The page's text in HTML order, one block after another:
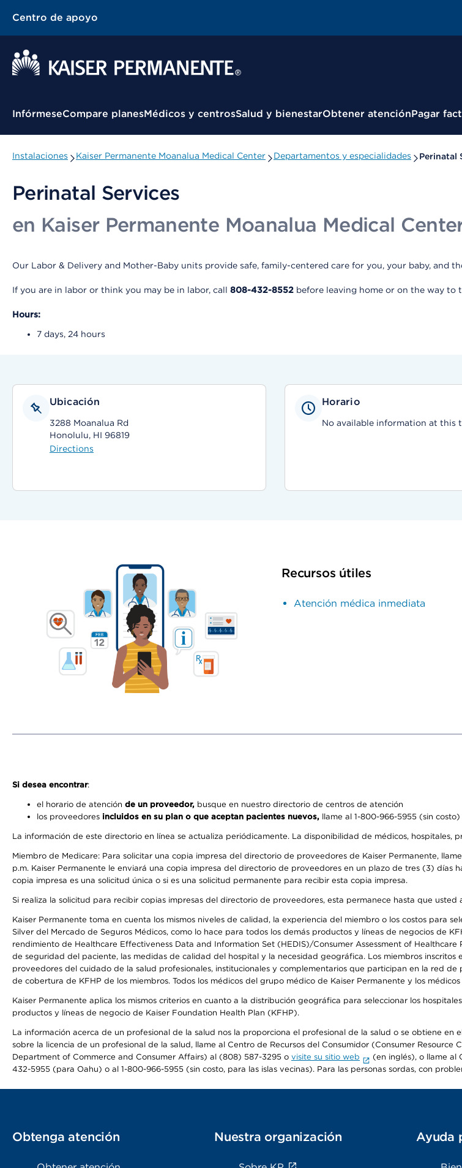
Centro de apoyo
Menú contextual
InfórmeseCompare planesMédicos y centrosSalud y bienestarObtener atenciónPagar
Instalaciones Kaiser Permanente Moanalua Medical Center Departamentos y especialidades Perinatal
Perinatal Services
en Kaiser Permanente Moanalua Medical
Our Labor & Delivery and Mother-Baby units provide safe, family-centered care for you, your baby, and
If you are in labor or think you may be in labor, call 808-432-8552 before leaving home or on the way
Hours:
7 days, 24 hours
Ubicación
3288 Moanalua Rd
Honolulu, HI 96819
Directions
Horario
No available information at this
Recursos útiles
Atención médica inmediata
Si desea encontrar:
el horario de atención de un proveedor, busque en nuestro directorio de centros de atención
los proveedores incluidos en su plan o que aceptan pacientes nuevos, llame al 1-800-966-5955 (sin costo)
La información de este directorio en línea se actualiza periódicamente. La disponibilidad de médicos, hospitales,
Miembro de Medicare: Para solicitar una copia impresa del directorio de proveedores de Kaiser Permanente,
p.m. Kaiser Permanente le enviará una copia impresa del directorio de proveedores en un plazo de tres (3) días
copia impresa es una solicitud única o si es una solicitud permanente para recibir esta copia impresa.
Si realiza la solicitud para recibir copias impresas del directorio de proveedores, esta permanece hasta que
Kaiser Permanente toma en cuenta los mismos niveles de calidad, la experiencia del miembro o los costos para
Silver del Mercado de Seguros Médicos, como lo hace para todos los demás productos y líneas de negocios de
rendimiento de Healthcare Effectiveness Data and Information Set (HEDIS)/Consumer Assessment of
de seguridad del paciente, las medidas de calidad del hospital y la necesidad geográfica. Los miembros inscritos
proveedores del cuidado de la salud profesionales, institucionales y complementarios que participan en la red
de cobertura de KFHP de los miembros. Todos los médicos del grupo médico de Kaiser Permanente y los
Kaiser Permanente aplica los mismos criterios en cuanto a la distribución geográfica para seleccionar los
productos y líneas de negocio de Kaiser Foundation Health Plan (KFHP).
La información acerca de un profesional de la salud nos la proporciona el profesional de la salud o se obtiene
sobre la licencia de un profesional de la salud, llame al Centro de Recursos del Consumidor (Consumer
Department of Commerce and Consumer Affairs) al (808) 587-3295 o visite su sitio web
(en inglés), o llame al
432-5955 (para Oahu) o al 1-800-966-5955 (sin costo, para las islas vecinas). Para las personas sordas, con
Obtenga atención Nuestra organización Ayuda